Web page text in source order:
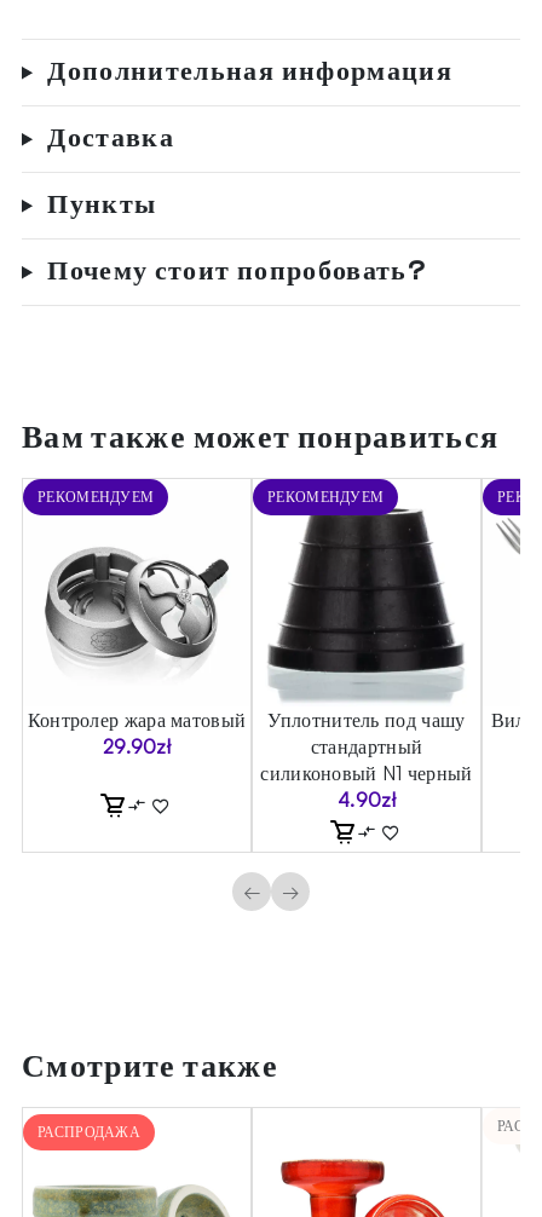
Дополнительная информация
Доставка
Пункты
Почему стоит попробовать?
Вам также может понравиться
РЕКОМЕНДУЕМ
Контролер жара матовый
29.90zł
РЕКОМЕНДУЕМ
Уплотнитель под чашу
стандартный
силиконовый N1 черный
4.90zł
← →
Смотрите также
РАСПРОДАЖА